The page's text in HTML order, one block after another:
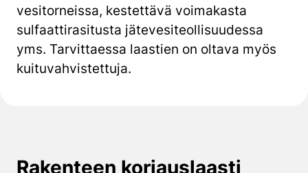
vesitorneissa, kestettävä voimakasta
sulfaattirasitusta jätevesiteollisuudessa
yms. Tarvittaessa laastien on oltava myös
kuituvahvistettuja.
Rakenteen korjauslaasti